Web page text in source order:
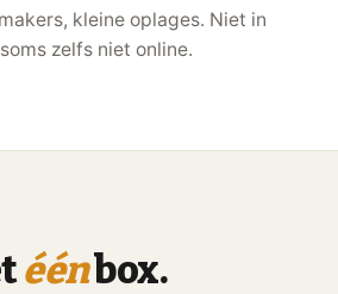
kleine oplages. Niet in
zelfs niet online.
éénbox.